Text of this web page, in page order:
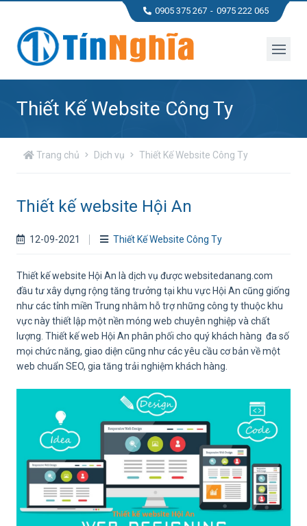
0905 375 267 0975 222 065
Thiết Kế Website Công Ty
Trang chủ Dịch vụ Thiết Kế Website Công Ty
Thiết kế website Hội An
12-09-2021 Thiết Kế Website Công Ty
Thiết kế website Hội An là dịch vụ được websitedanang.com
đầu tư xây dựng rộng tăng trưởng tại khu vực Hội An cũng giống
như các tỉnh miền Trung nhằm hỗ trợ những công ty thuộc khu
vực này thiết lập một nền móng web chuyên nghiệp và chất
lượng. Thiết kế web Hội An phân phối cho quý khách hàng đa số
mọi chức năng, giao diện cũng như các yêu cầu cơ bản về một
web chuẩn SEO, gia tăng trải nghiệm khách hàng.